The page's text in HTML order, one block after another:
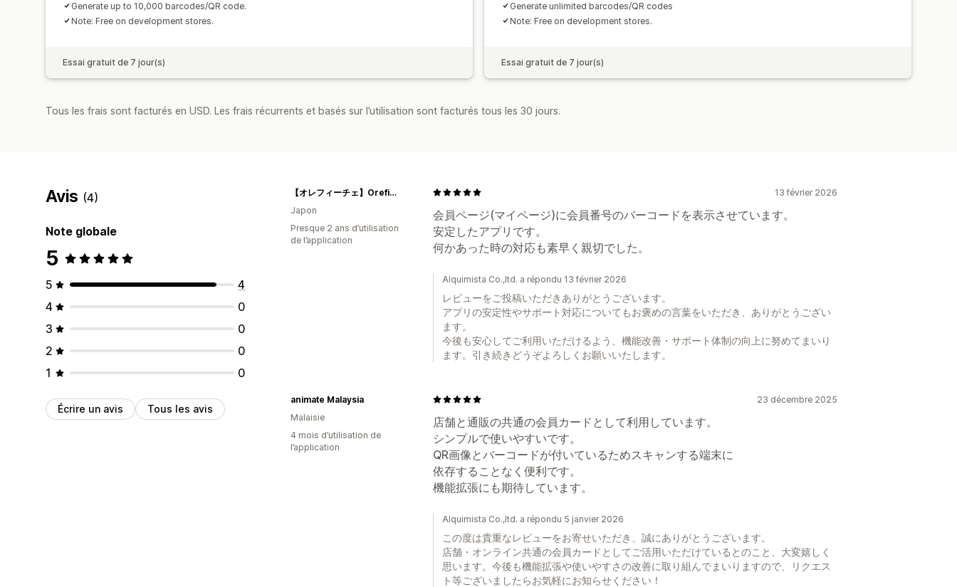
Generate up to 10,000 barcodes/QR code.
Note: Free on development stores.
Essai gratuit de 7 jour(s)
Generate unlimited barcodes/QR codes
Note: Free on development stores.
Essai gratuit de 7 jour(s)
Tous les frais sont facturés en USD. Les frais récurrents et basés sur l’utilisation sont facturés tous les 30 jours.
Avis (4)
Note globale
5
5
4
4
0
3
0
2
0
1
0
Écrire un avis Tous les avis
13 février 2026
会員ページ(マイページ)に会員番号のバーコードを表示させています。
安定したアプリです。
何かあった時の対応も素早く親切でした。
【オレフィーチェ】Orefice
Japon
Presque 2 ans d’utilisation
de l’application
Alquimista Co.,ltd. a répondu 13 février 2026
レビューをご投稿いただきありがとうございます。
アプリの安定性やサポート対応についてもお褒めの言葉をいただき、ありがとうござい
ます。
今後も安心してご利用いただけるよう、機能改善・サポート体制の向上に努めてまいり
ます。引き続きどうぞよろしくお願いいたします。
23 décembre 2025
店舗と通販の共通の会員カードとして利用しています。
シンプルで使いやすいです。
QR画像とバーコードが付いているためスキャンする端末に
依存することなく便利です。
機能拡張にも期待しています。
animate Malaysia
Malaisie
4 mois d’utilisation de
l’application
Alquimista Co.,ltd. a répondu 5 janvier 2026
この度は貴重なレビューをお寄せいただき、誠にありがとうございます。
店舗・オンライン共通の会員カードとしてご活用いただけているとのこと、大変嬉しく
思います。今後も機能拡張や使いやすさの改善に取り組んでまいりますので、リクエス
ト等ございましたらお気軽にお知らせください！